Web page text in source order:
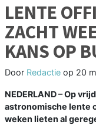
LENTE
ZACHT
KANS OP
Door Redactie op 20
NEDERLAND – Op
astronomische lente
weken lieten al